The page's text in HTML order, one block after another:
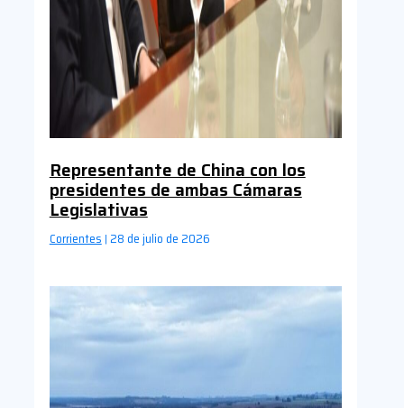
Representante de China con los
presidentes de ambas Cámaras
Legislativas
Corrientes | 28 de julio de 2026